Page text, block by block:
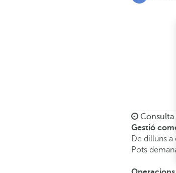
Consulta
Gestió
De dilluns
Pots